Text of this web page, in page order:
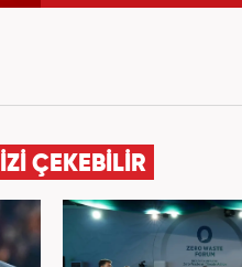
ÇEKEBİLİR